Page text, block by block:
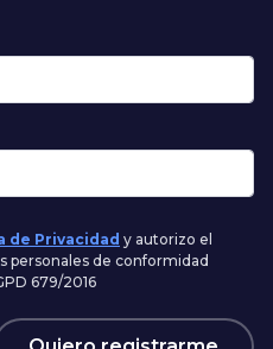
de Privacidad y autorizo el
personales de conformidad
679/2016